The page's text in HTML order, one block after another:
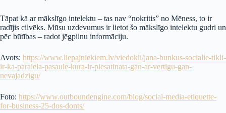
Tāpat kā ar mākslīgo intelektu – tas nav “nokritis” no Mēness, to ir
radījis cilvēks. Mūsu uzdevumus ir lietot šo mākslīgo intelektu gudri un
pēc būtības – radot jēgpilnu informāciju.
Avots: https://www.liepajniekiem.lv/viedokli/jana-bunkus-socialie-tikli-
ir-ka-paralela-pasaule-kura-ir-piesatinata-gan-ar-vertigu-gan-
nevajadzigu/
Foto: https://www.outboundengine.com/blog/social-media-etiquette-
for-business-25-dos-donts/